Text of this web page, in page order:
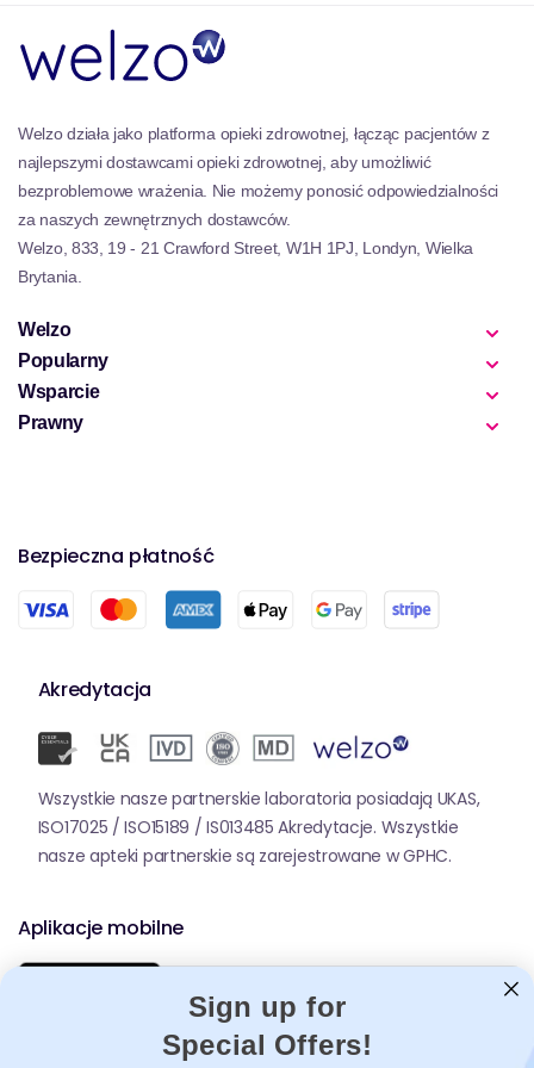
naturalnego, znanego z poświęcenia się innowacjom
zdrowotnym i zadowoleniu klientów. Nacisk na
edukację i spersonalizowaną opiekę sprawiło, że
naturalnych rozwiązań zdrowotnych.
Welzo działa jako platforma opieki zdrowotnej, łącząc pacjentów z
najlepszymi dostawcami opieki zdrowotnej, aby umożliwić
bezproblemowe wrażenia. Nie możemy ponosić odpowiedzialności
za naszych zewnętrznych dostawców.
Welzo, 833, 19 - 21 Crawford Street, W1H 1PJ, Londyn, Wielka
Brytania.
Welzo
Popularny
Wsparcie
Prawny
Bezpieczna płatność
Akredytacja
Wszystkie nasze partnerskie laboratoria posiadają UKAS,
ISO17025 / ISO15189 / IS013485 Akredytacje. Wszystkie
nasze apteki partnerskie są zarejestrowane w GPHC.
Aplikacje mobilne
Sign up for
Special Offers!